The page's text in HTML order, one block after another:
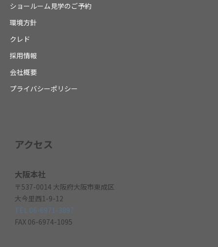
ショールーム見学のご予約
環境方針
クレド
採用情報
会社概要
プライバシーポリシー
アクセス
大阪本社
〒537-0014 大阪府大阪市東成区
大今里西1-9-12
TEL 06-6971-3897
FAX 06-6974-1095